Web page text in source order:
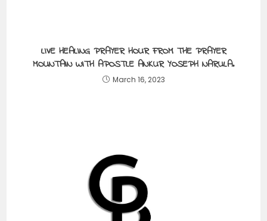
LIVE HEALING PRAYER HOUR FROM THE PRAYER
MOUNTAIN WITH APOSTLE ANKUR YOSEPH NARULA.
March 16, 2023